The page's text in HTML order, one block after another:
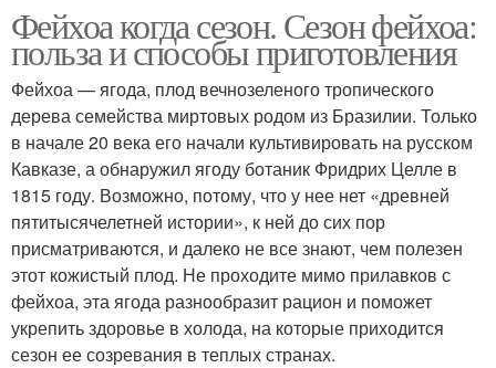
Фейхоа когда сезон. Сезон фейхоа:
польза и способы приготовления
Фейхоа — ягода, плод вечнозеленого тропического
дерева семейства миртовых родом из Бразилии. Только
в начале 20 века его начали культивировать на русском
Кавказе, а обнаружил ягоду ботаник Фридрих Целле в
1815 году. Возможно, потому, что у нее нет «древней
пятитысячелетней истории», к ней до сих пор
присматриваются, и далеко не все знают, чем полезен
этот кожистый плод. Не проходите мимо прилавков с
фейхоа, эта ягода разнообразит рацион и поможет
укрепить здоровье в холода, на которые приходится
сезон ее созревания в теплых странах.